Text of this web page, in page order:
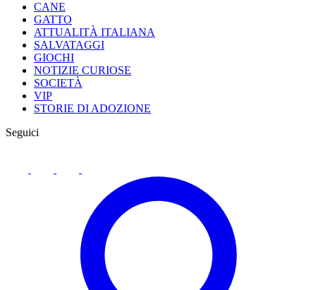
CANE
GATTO
ATTUALITÀ ITALIANA
SALVATAGGI
GIOCHI
NOTIZIE CURIOSE
SOCIETÀ
VIP
STORIE DI ADOZIONE
Seguici